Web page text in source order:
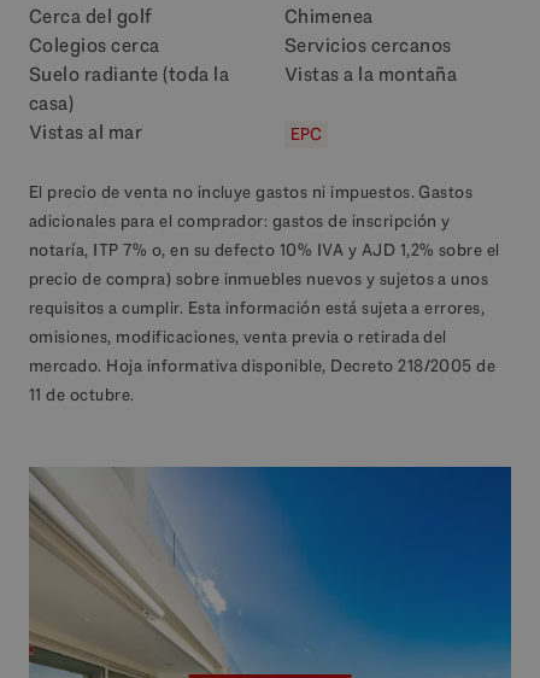
Cerca del golf
Chimenea
Colegios cerca
Servicios cercanos
Suelo radiante (toda la
casa)
Vistas a la montaña
Vistas al mar EPC
El precio de venta no incluye gastos ni impuestos. Gastos
adicionales para el comprador: gastos de inscripción y
notaría, ITP 7% o, en su defecto 10% IVA y AJD 1,2% sobre el
precio de compra) sobre inmuebles nuevos y sujetos a unos
requisitos a cumplir. Esta información está sujeta a errores,
omisiones, modificaciones, venta previa o retirada del
mercado. Hoja informativa disponible, Decreto 218/2005 de
11 de octubre.